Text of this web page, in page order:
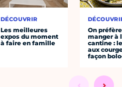
DÉCOUVRIR
Les meilleures
expos du moment
à faire en famille
On préfère
manger à
cantine :
aux
façon